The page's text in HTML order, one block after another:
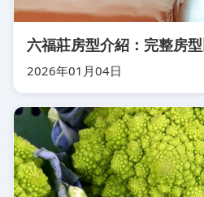
六福莊房型介紹：完整房
2026年01月04日